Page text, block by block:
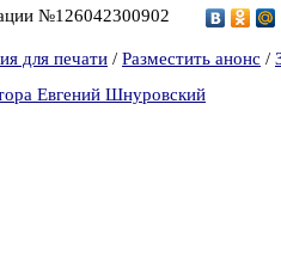
№126042300902
для печати / Разместить анонс /
Евгений Шнуровский